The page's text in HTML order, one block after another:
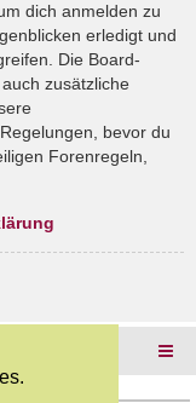
dich anmelden zu
erledigt und
Die Board-
zusätzliche
bevor du
Forenregeln,